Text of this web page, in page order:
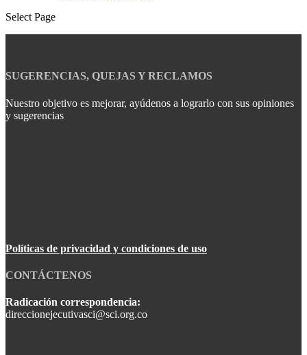
Select Page
SUGERENCIAS, QUEJAS Y RECLAMOS
Nuestro objetivo es mejorar, ayúdenos a lograrlo con sus opiniones
y sugerencias
Políticas de privacidad y condiciones de uso
CONTÁCTENOS
Radicación correspondencia:
direccionejecutivasci@sci.org.co